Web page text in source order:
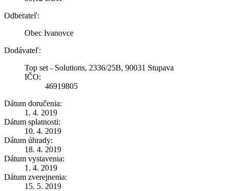
Odberateľ:
Obec Ivanovce
Dodávateľ:
Top set - Solutions, 2336/25B, 90031 Stupava
IČO:
46919805
Dátum doručenia:
1. 4. 2019
Dátum splatnosti:
10. 4. 2019
Dátum úhrady:
18. 4. 2019
Dátum vystavenia:
1. 4. 2019
Dátum zverejnenia:
15. 5. 2019